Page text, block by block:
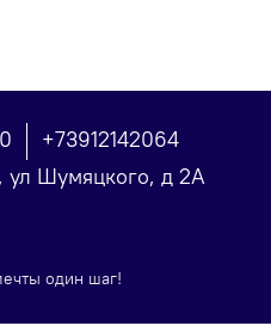
+73912142064
ул Шумяцкого, д 2А
один шаг!